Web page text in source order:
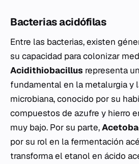
Bacterias acidófilas
Entre las bacterias, existen
su capacidad para colonizar
Acidithiobacillus representa
fundamental en la metalurgia y
microbiana, conocido por su
compuestos de azufre y hierro
muy bajo. Por su parte,
por su rol en la fermentación
transforma el etanol en ácido